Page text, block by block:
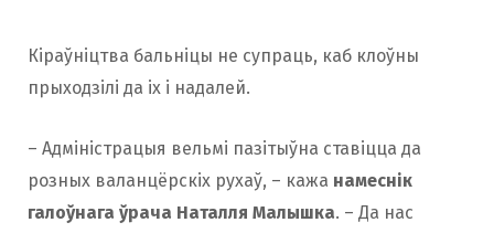
Кіраўніцтва бальніцы не супраць, каб клоўны
прыходзілі да іх і надалей.
– Адміністрацыя вельмі пазітыўна ставіцца да
розных валанцёрскіх рухаў, – кажа намеснік
галоўнага ўрача Наталля Малышка. – Да нас